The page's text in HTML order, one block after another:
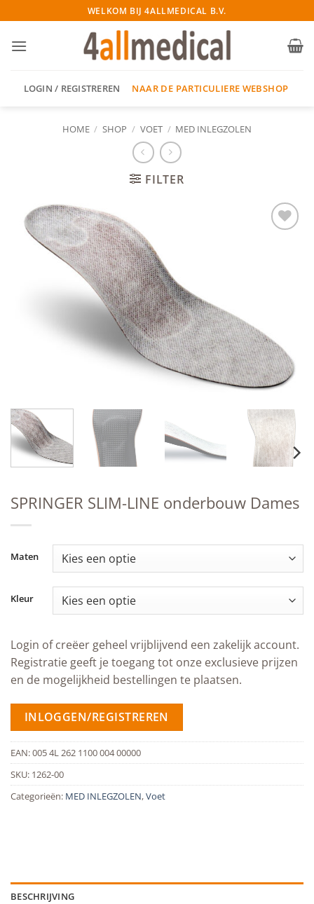
naar
inhoud
WELKOM BIJ 4ALLMEDICAL B.V.
LOGIN / REGISTREREN NAAR DE PARTICULIERE WEBSHOP
HOME / SHOP / VOET / MED INLEGZOLEN
FILTER
SPRINGER SLIM-LINE onderbouw Dames
Maten
Kleur
Login of creëer geheel vrijblijvend een zakelijk account.
Registratie geeft je toegang tot onze exclusieve prijzen
en de mogelijkheid bestellingen te plaatsen.
INLOGGEN/REGISTREREN
EAN:005 4L 262 1100 004 00000
SKU: 1262-00
Categorieën: MED INLEGZOLEN,Voet
BESCHRIJVING